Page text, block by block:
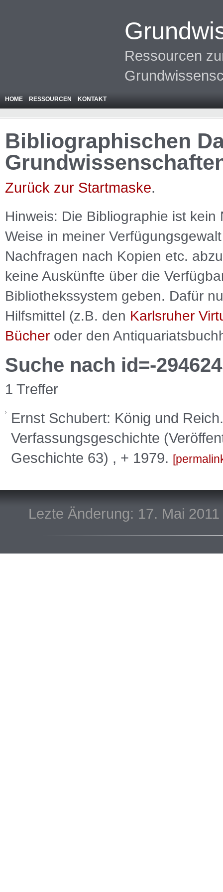
Ressourcen
HOME RESSOURCEN KONTAKT
Bibliographischen
Zurück zur Startmaske.
Hinweis: Die Bibliographie ist kein
Weise in meiner
Nachfragen nach Kopien etc.
keine Auskünfte über die
Bibliothekssystem geben. Dafür
Hilfsmittel (z.B. den Karlsruher
Bücher oder den
Suche nach id=-
1 Treffer
Ernst Schubert: König und
Verfassungsgeschichte
Geschichte 63) , + 1979.
Lezte Änderung: 17. Mai